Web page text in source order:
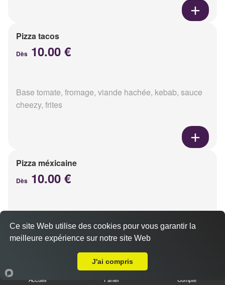
Pizza tacos
Dès 10.00 €
Base tomate, fromage, viande hachée, kebab, sauce
cheezy, frites
Pizza méxicaine
Dès 10.00 €
chorizo, poivrons
Accueil Panier Compte
Ce site Web utilise des cookies pour vous garantir la
meilleure expérience sur notre site Web
J'ai compris